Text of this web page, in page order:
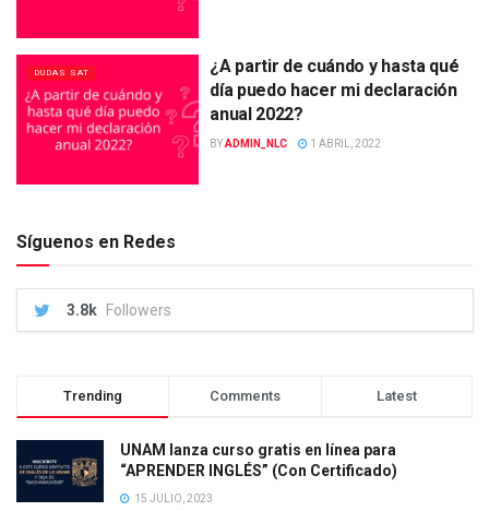
DUDAS SAT
¿A partir de cuándo y hasta qué
día puedo hacer mi declaración
anual 2022?
BYADMIN_NLC 1 ABRIL, 2022
Síguenos en Redes
3.8k Followers
Trending Comments Latest
UNAM lanza curso gratis en línea para
“APRENDER INGLÉS” (Con Certificado)
15 JULIO, 2023